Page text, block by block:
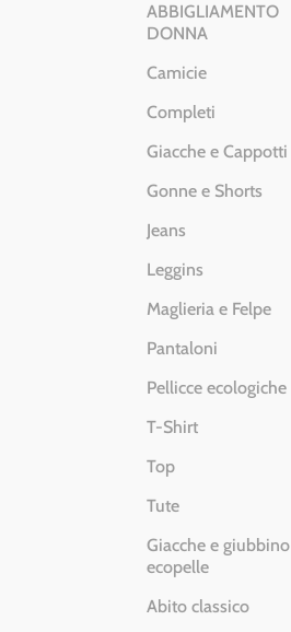
ABBIGLIAMENTO
DONNA
Camicie
Completi
Giacche e Cappotti
Gonne e Shorts
Jeans
Leggins
Maglieria e Felpe
Pantaloni
Pellicce ecologiche
T-Shirt
Top
Tute
Giacche e giubbino
ecopelle
Abito classico